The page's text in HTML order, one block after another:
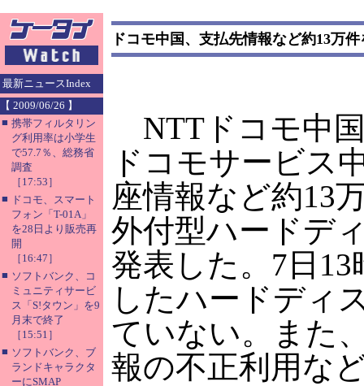
最新ニュースIndex
【 2009/06/26 】
■ 携帯フィルタリン
グ利用率は小学生
で57.7％、総務省
調査
［17:53］
■ ドコモ、スマート
フォン「T-01A」
を28日より販売再
開
［16:47］
■ ソフトバンク、コ
ミュニティサービ
ス「S!タウン」を9
月末で終了
［15:51］
■ ソフトバンク、ブ
ランドキャラクタ
ーにSMAP
ドコモ中国、支払先情報など約13万
NTTドコモ中
ドコモサービス
座情報など約13
外付型ハードデ
発表した。7日
したハードディ
ていない。また
報の不正利用な